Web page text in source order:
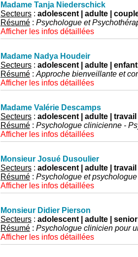
Madame Tanja Niederschick
Secteurs: adolescent | adulte |
Résumé: Psychologue et
Afficher les infos détaillées
Madame Nadya Houdeir
Secteurs: adolescent | adulte |
Résumé: Approche bienveillante et
Afficher les infos détaillées
Madame Valérie Descamps
Secteurs: adolescent | adulte |
Résumé: Psychologue clinicienne -
Afficher les infos détaillées
Monsieur Josué Dusoulier
Secteurs: adolescent | adulte |
Résumé: Psychologue et
Afficher les infos détaillées
Monsieur Didier Pierson
Secteurs: adolescent | adulte |
Résumé: Psychologue clinicien pour
Afficher les infos détaillées